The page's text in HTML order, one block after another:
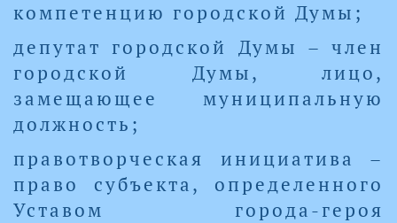
компетенцию городской Думы;
депутат городской Думы – член
городской Думы, лицо,
замещающее муниципальную
должность;
правотворческая инициатива –
право субъекта, определенного
Уставом города-героя